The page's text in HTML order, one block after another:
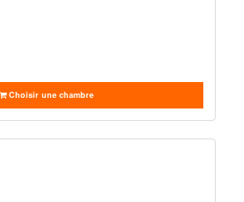
Choisir une chambre